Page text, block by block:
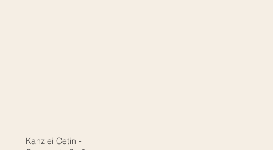
Kanzlei Cetin -